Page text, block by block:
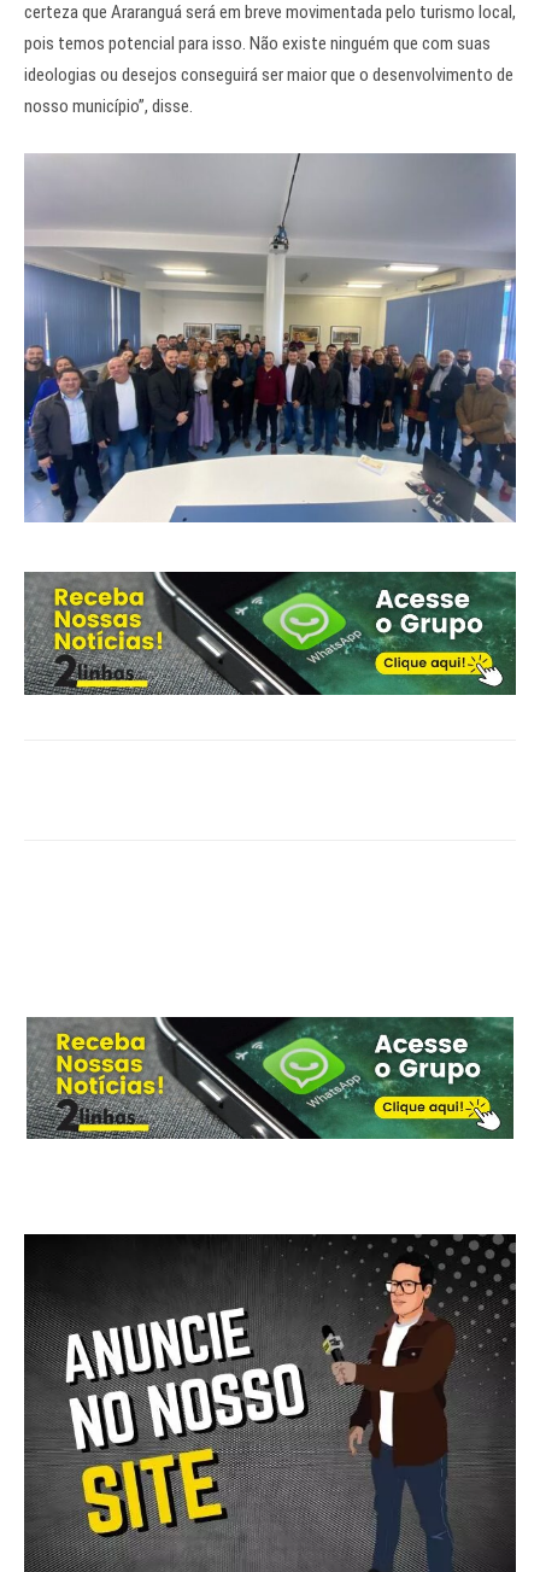
certeza que Araranguá será em breve movimentada pelo turismo local,
pois temos potencial para isso. Não existe ninguém que com suas
ideologias ou desejos conseguirá ser maior que o desenvolvimento de
nosso município”, disse.